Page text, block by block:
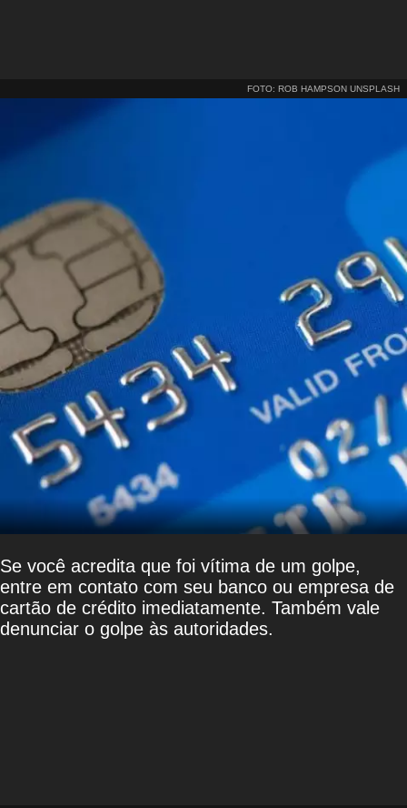
FOTO: ROB HAMPSON UNSPLASH
Se você acredita que foi vítima de um golpe,
entre em contato com seu banco ou empresa de
cartão de crédito imediatamente. Também vale
denunciar o golpe às autoridades.